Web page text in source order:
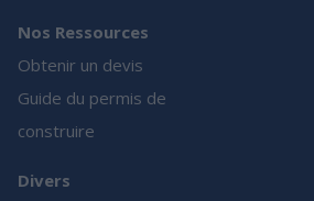
Nos Ressources
Obtenir un devis
Guide du permis de
construire
Divers